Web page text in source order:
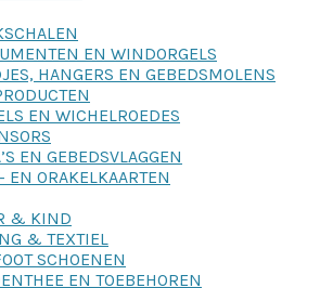
EN WINDORGELS
HANGERS EN GEBEDSMOLENS
EN WICHELROEDES
EN GEBEDSVLAGGEN
EN ORAKELKAARTEN
& KIND
& TEXTIEL
SCHOENEN
EN TOEBEHOREN